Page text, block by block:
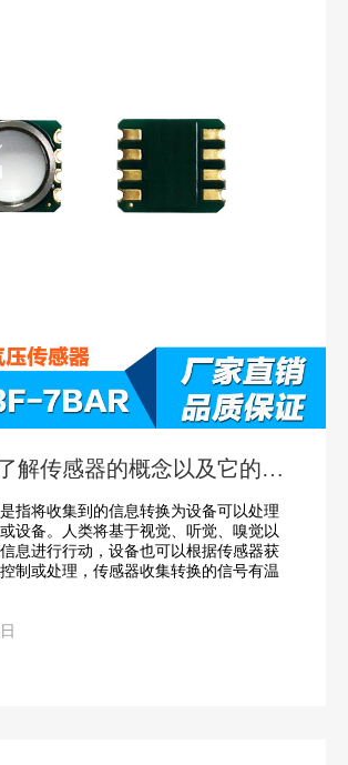
解传感器的概念以及它的重
将收集到的信息转换为设备可以处理
设备。人类将基于视觉、听觉、嗅觉以
息进行行动，设备也可以根据传感器获
制或处理，传感器收集转换的信号有温